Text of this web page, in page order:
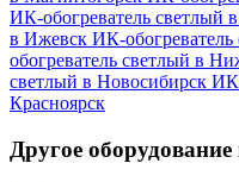
ИК-обогреватель светлый
в Ижевск ИК-
обогреватель светлый в
светлый в Новосибирск
Красноярск
Другое